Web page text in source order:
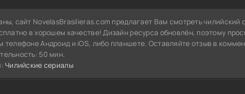
сайт NovelasBrasilieras.com предлагает Вам смотреть чилийский
в хорошем качестве! Дизайн ресурса обновлён, поэтому
телефоне Андроид и iOS, либо планшете. Оставляйте отзыв в
50 мин.
Чилийские сериалы